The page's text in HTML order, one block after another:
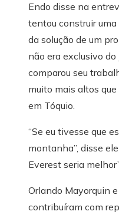
Endo disse na
tentou construir
da solução de um
não era exclusivo do
comparou seu
muito mais altos
em Tóquio.
“Se eu tivesse que
montanha”, disse
Everest seria
Orlando Mayorquin
contribuíram com